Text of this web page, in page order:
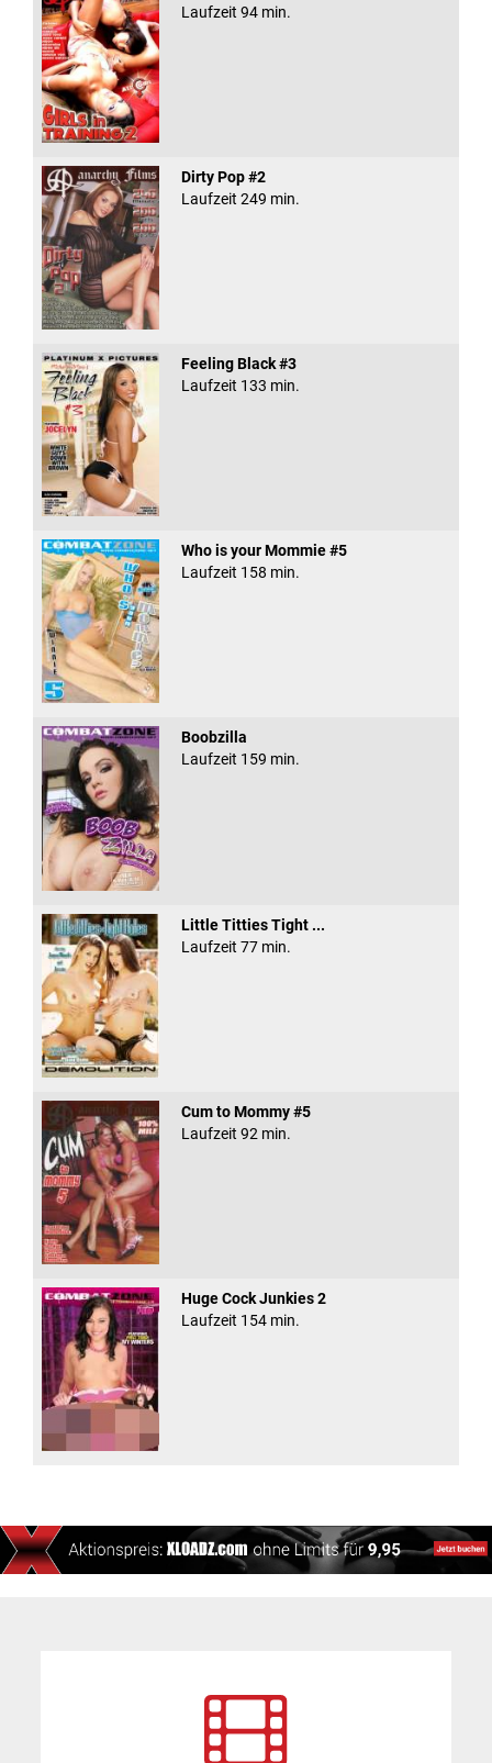
Laufzeit 94 min.
Dirty Pop #2
Laufzeit 249 min.
Feeling Black #3
Laufzeit 133 min.
Who is your Mommie #5
Laufzeit 158 min.
Boobzilla
Laufzeit 159 min.
Little Titties Tight ...
Laufzeit 77 min.
Cum to Mommy #5
Laufzeit 92 min.
Huge Cock Junkies 2
Laufzeit 154 min.